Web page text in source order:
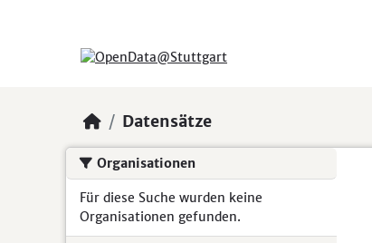
Datensätze
Organisationen
Für diese Suche wurden keine
Organisationen gefunden.